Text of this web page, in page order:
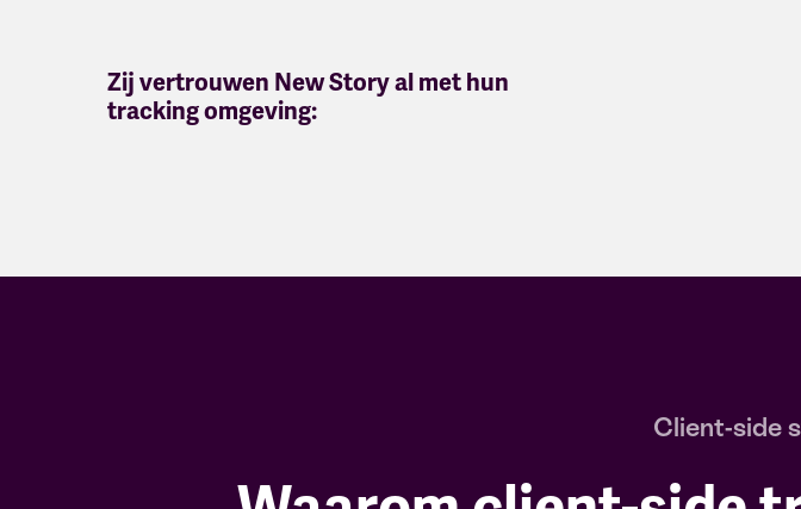
Zij vertrouwen New Story al met hun
tracking omgeving:
Client-side